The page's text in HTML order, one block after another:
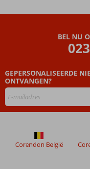
BEL NU
GEPERSONALISEERDE
ONTVANGEN?
Corendon België